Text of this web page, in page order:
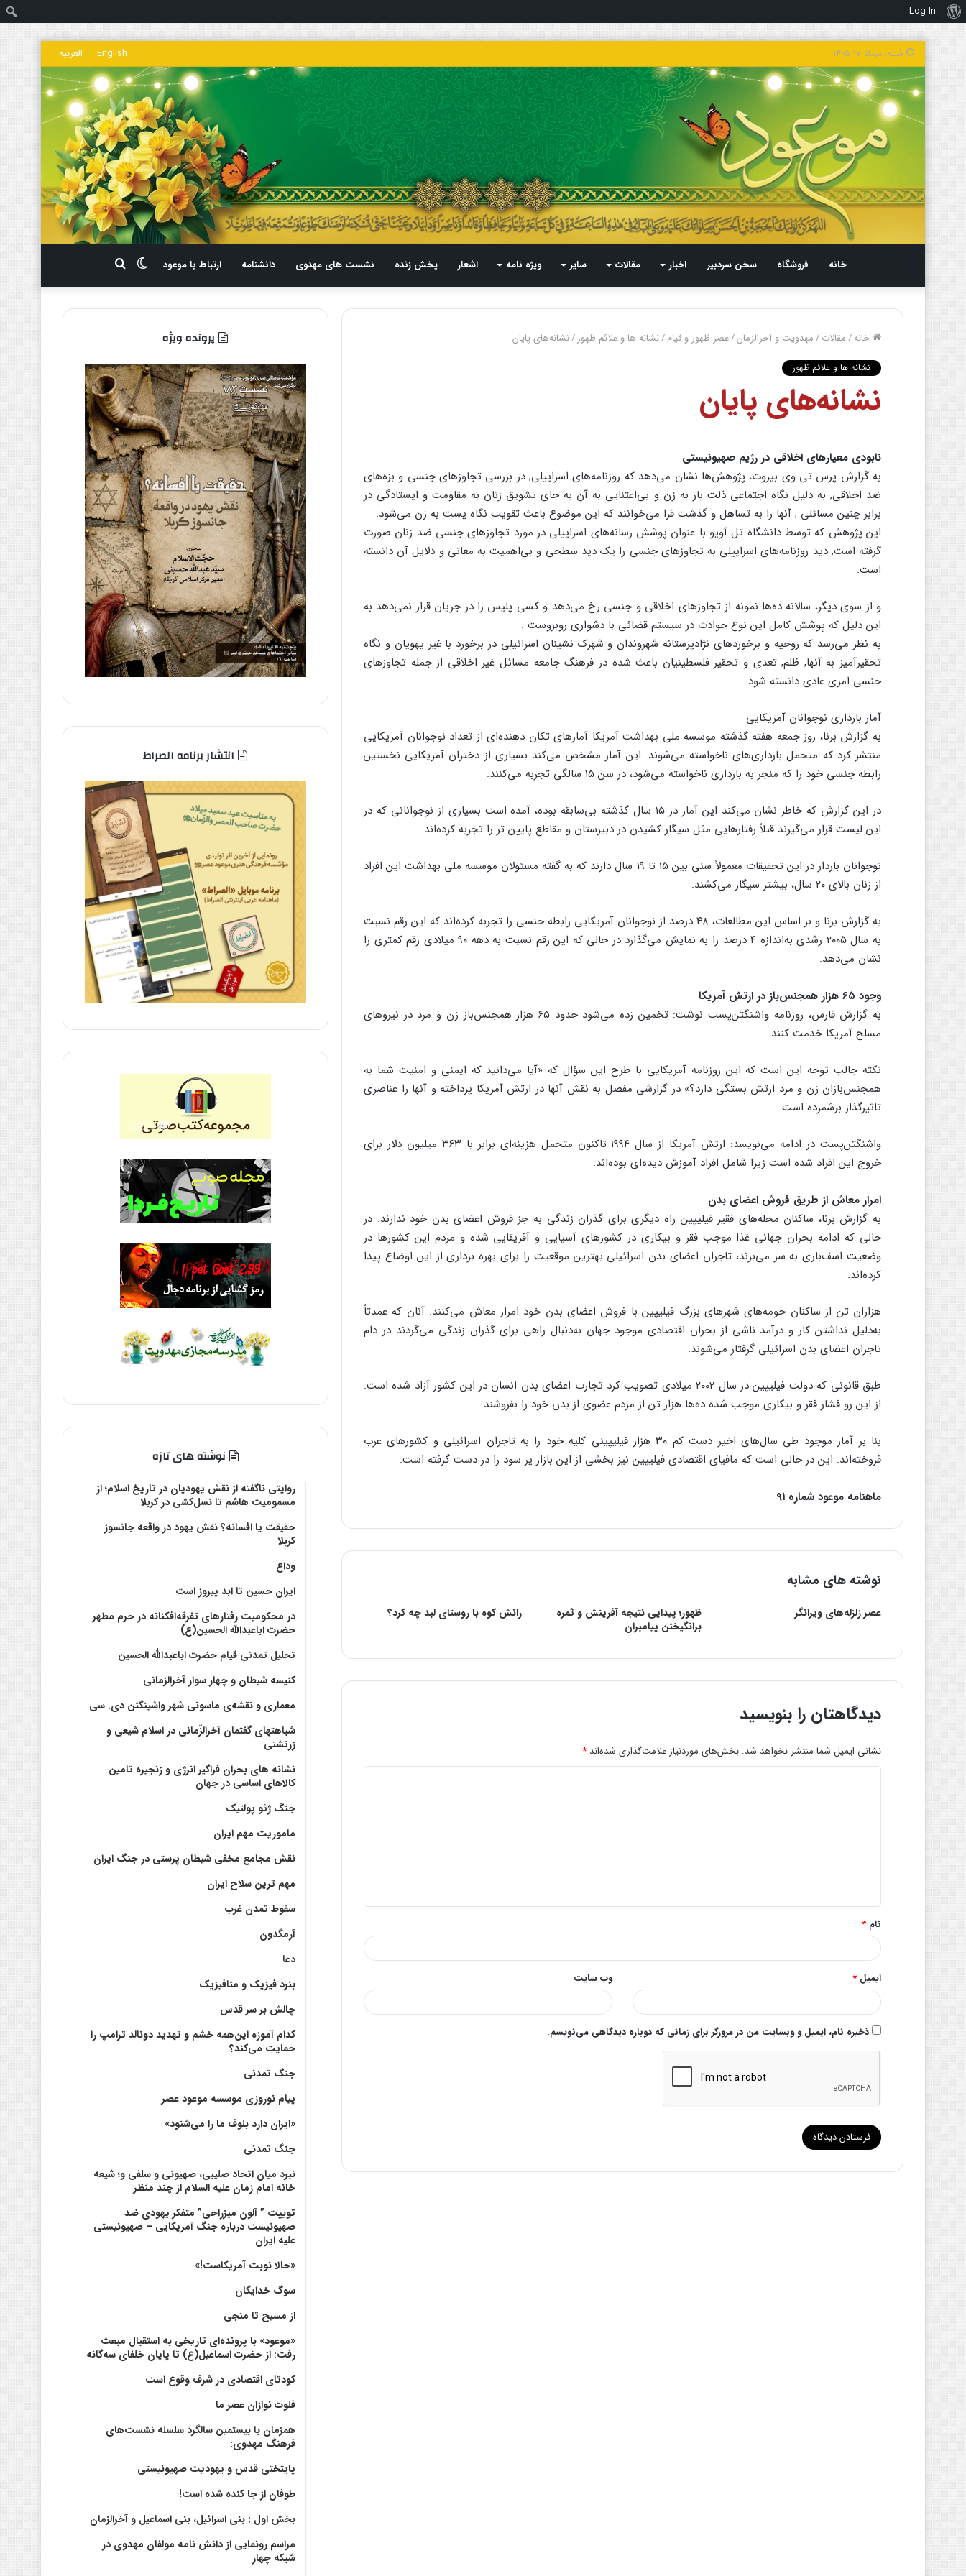
درباره
وردپرس
Log In
شنبه, مرداد ۱۷ ۱۴۰۵ English العربیه
خانه فروشگاه سخن سردبیر اخبار مقالات سایر ویژه نامه اشعار پخش زنده نشست های مهدوی دانشنامه ارتباط با موعود
برای
تغییر
پوسته
خانه/مقالات/مهدویت و آخرالزمان/عصر ظهور و قیام/نشانه ها و علائم ظهور /نشانه‌های پایان
نشانه ها و علائم ظهور
نشانه‌های پایان
نابودی معیارهای اخلاقی در رژیم صهیونیستی
به گزارش پرس تی وی بیروت، پژوهش‌ها نشان می‌دهد که روزنامه‌های اسراییلی, در بررسی تجاوزهای جنسی و بزه‌های
ضد اخلاقی, به دلیل نگاه اجتماعی ذلت بار به زن و بی‌اعتنایی به آن به جای تشویق زنان به مقاومت و ایستادگی در
برابر چنین مسائلی , آنها را به تساهل و گذشت فرا می‌خوانند که این موضوع باعث تقویت نگاه پست به زن می‌شود.
این پژوهش که توسط دانشگاه تل آویو با عنوان پوشش رسانه‌های اسراییلی در مورد تجاوزهای جنسی ضد زنان صورت
گرفته است, دید روزنامه‌های اسراییلی به تجاوزهای جنسی را یک دید سطحی و بی‌اهمیت به معانی و دلایل آن دانسته
است.
و از سوی دیگر، سالانه ده‌ها نمونه از تجاوزهای اخلاقی و جنسی رخ می‌دهد و کسی پلیس را در جریان قرار نمی‌دهد به
این دلیل که پوشش کامل این نوع حوادث در سیستم قضائی با دشواری روبروست .
به نظر می‌رسد که روحیه و برخوردهای نژادپرستانه شهروندان و شهرک نشینان اسرائیلی در برخورد با غیر یهویان و نگاه
تحقیرآمیز به آنها, ظلم, تعدی و تحقیر فلسطینیان باعث شده در فرهنگ جامعه مسائل غیر اخلاقی از جمله تجاوزهای
جنسی امری عادی دانسته شود.
آمار بارداری نوجوانان آمریکایی
به گزارش برنا، روز جمعه هفته گذشته موسسه ملی بهداشت آمریکا آمارهای تکان دهنده‌ای از تعداد نوجوانان آمریکایی
منتشر کرد که متحمل بارداری‌های ناخواسته می‌شوند. این آمار مشخص می‌کند بسیاری از دختران آمریکایی نخستین
رابطه جنسی خود را که منجر به بارداری ناخواسته می‌شود، در سن ۱۵ سالگی تجربه می‌کنند.
در این گزارش که خاطر نشان می‌کند این آمار در ۱۵ سال گذشته بی‌سابقه بوده، آمده است بسیاری از نوجوانانی که در
این لیست قرار می‌گیرند قبلاً رفتارهایی مثل سیگار کشیدن در دبیرستان و مقاطع پایین تر را تجربه کرده‌اند.
نوجوانان باردار در این تحقیقات معمولاً سنی بین ۱۵ تا ۱۹ سال دارند که به گفته مسئولان موسسه ملی بهداشت این افراد
از زنان بالای ۲۰ سال، بیشتر سیگار می‌کشند.
به گزارش برنا و بر اساس این مطالعات، ۴۸ درصد از نوجوانان آمریکایی رابطه جنسی را تجربه کرده‌اند که این رقم نسبت
به سال ۲۰۰۵ رشدی به‌اندازه ۴ درصد را به نمایش می‌گذارد در حالی که این رقم نسبت به دهه ۹۰ میلادی رقم کمتری را
نشان می‌دهد.
وجود ۶۵ هزار همجنس‌باز در ارتش آمریکا
به گزارش فارس، روزنامه واشنگتن‌پست نوشت: تخمین زده می‌شود حدود ۶۵ هزار همجنس‌باز زن و مرد در نیروهای
مسلح آمریکا خدمت کنند.
نکته جالب توجه این است که این روزنامه آمریکایی با طرح این سؤال که «آیا می‌دانید که ایمنی و امنیت شما به
همجنس‌بازان زن و مرد ارتش بستگی دارد؟» در گزارشی مفصل به نقش آنها در ارتش آمریکا پرداخته و آنها را عناصری
تاثیرگذار برشمرده است.
واشنگتن‌پست در ادامه می‌نویسد: ارتش آمریکا از سال ۱۹۹۴ تاکنون متحمل هزینه‌ای برابر با ۳۶۳ میلیون دلار برای
خروج این افراد شده است زیرا شامل افراد آموزش دیده‌ای بوده‌اند.
امرار معاش از طریق فروش اعضای بدن
به گزارش برنا، ساکنان محله‌های فقیر فیلیپین راه دیگری برای گذران زندگی به جز فروش اعضای بدن خود ندارند. در
حالی که ادامه بحران جهانی غذا موجب فقر و بیکاری در کشورهای آسیایی و آفریقایی شده و مردم این کشورها در
وضعیت اسف‌باری به سر می‌برند، تاجران اعضای بدن اسرائیلی بهترین موقعیت را برای بهره برداری از این اوضاع پیدا
کرده‌اند.
هزاران تن از ساکنان حومه‌های شهرهای بزرگ فیلیپین با فروش اعضای بدن خود امرار معاش می‌کنند. آنان که عمدتاً
به‌دلیل نداشتن کار و درآمد ناشی از بحران اقتصادی موجود جهان به‌دنبال راهی برای گذران زندگی می‌گردند در دام
تاجران اعضای بدن اسرائیلی گرفتار می‌شوند.
طبق قانونی که دولت فیلیپین در سال ۲۰۰۲ میلادی تصویب کرد تجارت اعضای بدن انسان در این کشور آزاد شده است.
از این رو فشار فقر و بیکاری موجب شده ده‌ها هزار تن از مردم عضوی از بدن خود را بفروشند.
بنا بر آمار موجود طی سال‌های اخیر دست کم ۳۰ هزار فیلیپینی کلیه خود را به تاجران اسرائیلی و کشورهای عرب
فروخته‌اند. این در حالی است که مافیای اقتصادی فیلیپین نیز بخشی از این بازار پر سود را در دست گرفته است.
ماهنامه موعود شماره ۹۱
نوشته های مشابه
عصر زلزله‌های ویرانگر
ظهور؛ پیدایی نتیجه آفرینش و ثمره
برانگیختن پیامبران
رانش کوه با روستاى لبد چه کرد؟
دیدگاهتان را بنویسید
نشانی ایمیل شما منتشر نخواهد شد. بخش‌های موردنیاز علامت‌گذاری شده‌اند *
*
نام *
ایمیل * وب‌ سایت
ذخیره نام، ایمیل و وبسایت من در مرورگر برای زمانی که دوباره دیدگاهی می‌نویسم.
پرونده ویژه
انتشار برنامه الصراط
نوشته های تازه
روایتی ناگفته از نقش یهودیان در تاریخ اسلام؛ از
مسمومیت هاشم تا نسل‌کشی در کربلا
حقیقت یا افسانه؟‌ نقش یهود در واقعه جانسوز
کربلا
وداع
ایران حسین تا ابد پیروز است
در محکومیت رفتارهای تفرقه‌افکنانه در حرم مطهر
حضرت اباعبدالله الحسین(ع)
تحلیل تمدنی قیام حضرت اباعبدالله الحسین
کنیسه شیطان و چهار سوار آخرالزمانی
معماری و نقشه‌ی ماسونی شهر واشينگتن دی. سی
شباهتهای گفتمان آخر‌الزّمانی در اسلام شیعی و
زرتشتی
نشانه های بحران فراگیر انرژی و زنجیره تامین
کالاهای اساسی در جهان
جنگ ژئو پولتیک
ماموریت مهم ایران
نقش مجامع مخفی شیطان پرستی در جنگ ایران
مهم ترین سلاح ایران
سقوط تمدن غرب
آرمگدون
دعا
بنرد فیزیک و متافیزیک
چالش بر سر قدس
کدام آموزه این‌همه خشم و تهدید دونالد ترامپ را
حمایت می‌کند؟
جنگ تمدنی
پیام نوروزی موسسه موعود عصر
«ایران دارد بلوف ما را می‌شنود»
جنگ تمدنی
نبرد میان اتحاد صلیبی، صهیونی و سلفی و؛ شیعه
خانه امام زمان علیه السلام از چند منظر
توییت ” آلون میزراحی” متفکر یهودی ضد
صهیونیست درباره جنگ آمریکایی – صهیونیستی
علیه ایران
«حالا نوبت آمریکاست!»
سوگ خدایگان
از مسیح تا منجی
«موعود» با پرونده‌ای تاریخی به استقبال مبعث
رفت: از حضرت اسماعیل(ع) تا پایان خلفای سه‌گانه
کودتای اقتصادی در شرف وقوع است
فلوت نوازان عصر ما
همزمان با بیستمین سالگرد سلسله نشست‌های
فرهنگ مهدوی:‌
پایتختی قدس و یهودیت صهیونیستی
طوفان از جا کنده شده است!
بخش اول : بنی اسرائیل، بنی اسماعیل و آخرالزمان
مراسم رونمایی از دانش نامه مولفان مهدوی در
شبکه چهار